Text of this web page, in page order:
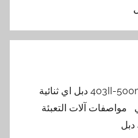
آلات التعبئة السائل موديل 403II-500ml دبل اي ثنائية
آلات التعبئة